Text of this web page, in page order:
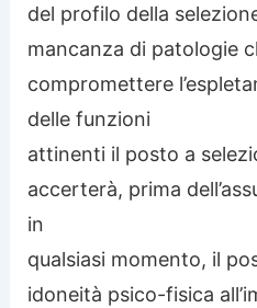
del profilo della
mancanza di patologie
compromettere
delle funzioni
attinenti il posto a
accerterà, prima
in
qualsiasi momento, il
idoneità psico-fisica